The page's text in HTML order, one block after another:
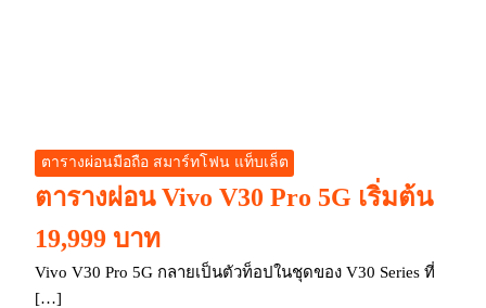
ตารางผ่อนมือถือ สมาร์ทโฟน แท็บเล็ต
ตารางผ่อน Vivo V30 Pro 5G เริ่มต้น
19,999 บาท
Vivo V30 Pro 5G กลายเป็นตัวท็อปในชุดของ V30 Series ที่
[…]